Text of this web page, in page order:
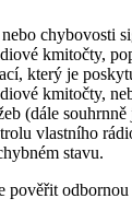
chybovosti
kmitočty,
který je
kmitočty,
(dále
vlastního
stavu.
pověřit